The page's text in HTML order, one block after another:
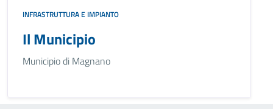
INFRASTRUTTURA E IMPIANTO
Il Municipio
Municipio di Magnano